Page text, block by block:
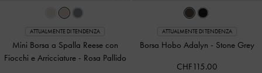
ATTUALMENTE DI TENDENZA
Mini Borsa a Spalla Reese con
Fiocchi e Arricciature - Rosa Pallido
ATTUALMENTE DI TENDENZA
Borsa Hobo Adalyn - Stone Grey
CHF115.00